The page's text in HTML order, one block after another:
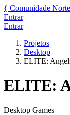
{ Comunidade Norte
Entrar
Entrar
Projetos
Desktop
ELITE:
ELITE:
Desktop Games